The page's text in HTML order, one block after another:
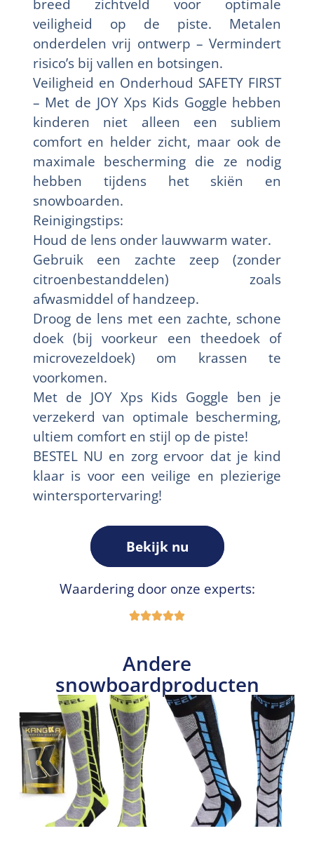
breed zichtveld voor optimale
veiligheid op de piste. Metalen
onderdelen vrij ontwerp – Vermindert
risico’s bij vallen en botsingen.
Veiligheid en Onderhoud SAFETY FIRST
– Met de JOY Xps Kids Goggle hebben
kinderen niet alleen een subliem
comfort en helder zicht, maar ook de
maximale bescherming die ze nodig
hebben tijdens het skiën en
snowboarden.
Reinigingstips:
Houd de lens onder lauwwarm water.
Gebruik een zachte zeep (zonder
citroenbestanddelen) zoals
afwasmiddel of handzeep.
Droog de lens met een zachte, schone
doek (bij voorkeur een theedoek of
microvezeldoek) om krassen te
voorkomen.
Met de JOY Xps Kids Goggle ben je
verzekerd van optimale bescherming,
ultiem comfort en stijl op de piste!
BESTEL NU en zorg ervoor dat je kind
klaar is voor een veilige en plezierige
wintersportervaring!
Bekijk nu
Waardering door onze experts:
Andere
snowboardproducten